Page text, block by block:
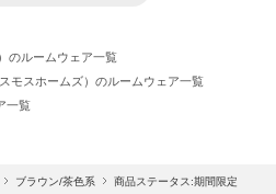
のルームウェア一覧
モスホームズ）のルームウェア一覧
一覧
バイサマンサモスモス）のルームウェア一覧
ス ブルー）のルームウェア一覧
ブラウン/茶色系 商品ステータス:期間限定